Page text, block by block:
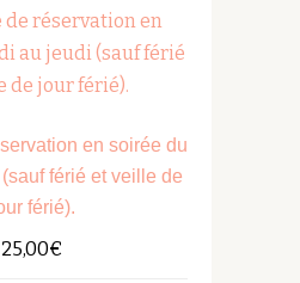
en soirée du
férié et veille de
férié).
25,00€